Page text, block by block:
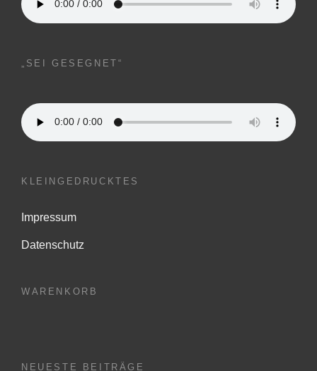
„SEI GESEGNET“
KLEINGEDRUCKTES
Impressum
Datenschutz
WARENKORB
NEUESTE BEITRÄGE